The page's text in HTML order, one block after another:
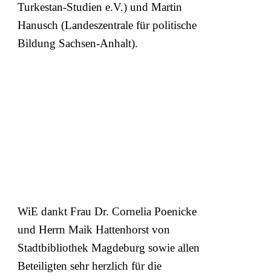
Turkestan-Studien e.V.) und Martin
Hanusch (Landeszentrale für politische
Bildung Sachsen-Anhalt).
WiE dankt Frau Dr. Cornelia Poenicke
und Herrn Maik Hattenhorst von
Stadtbibliothek Magdeburg sowie allen
Beteiligten sehr herzlich für die